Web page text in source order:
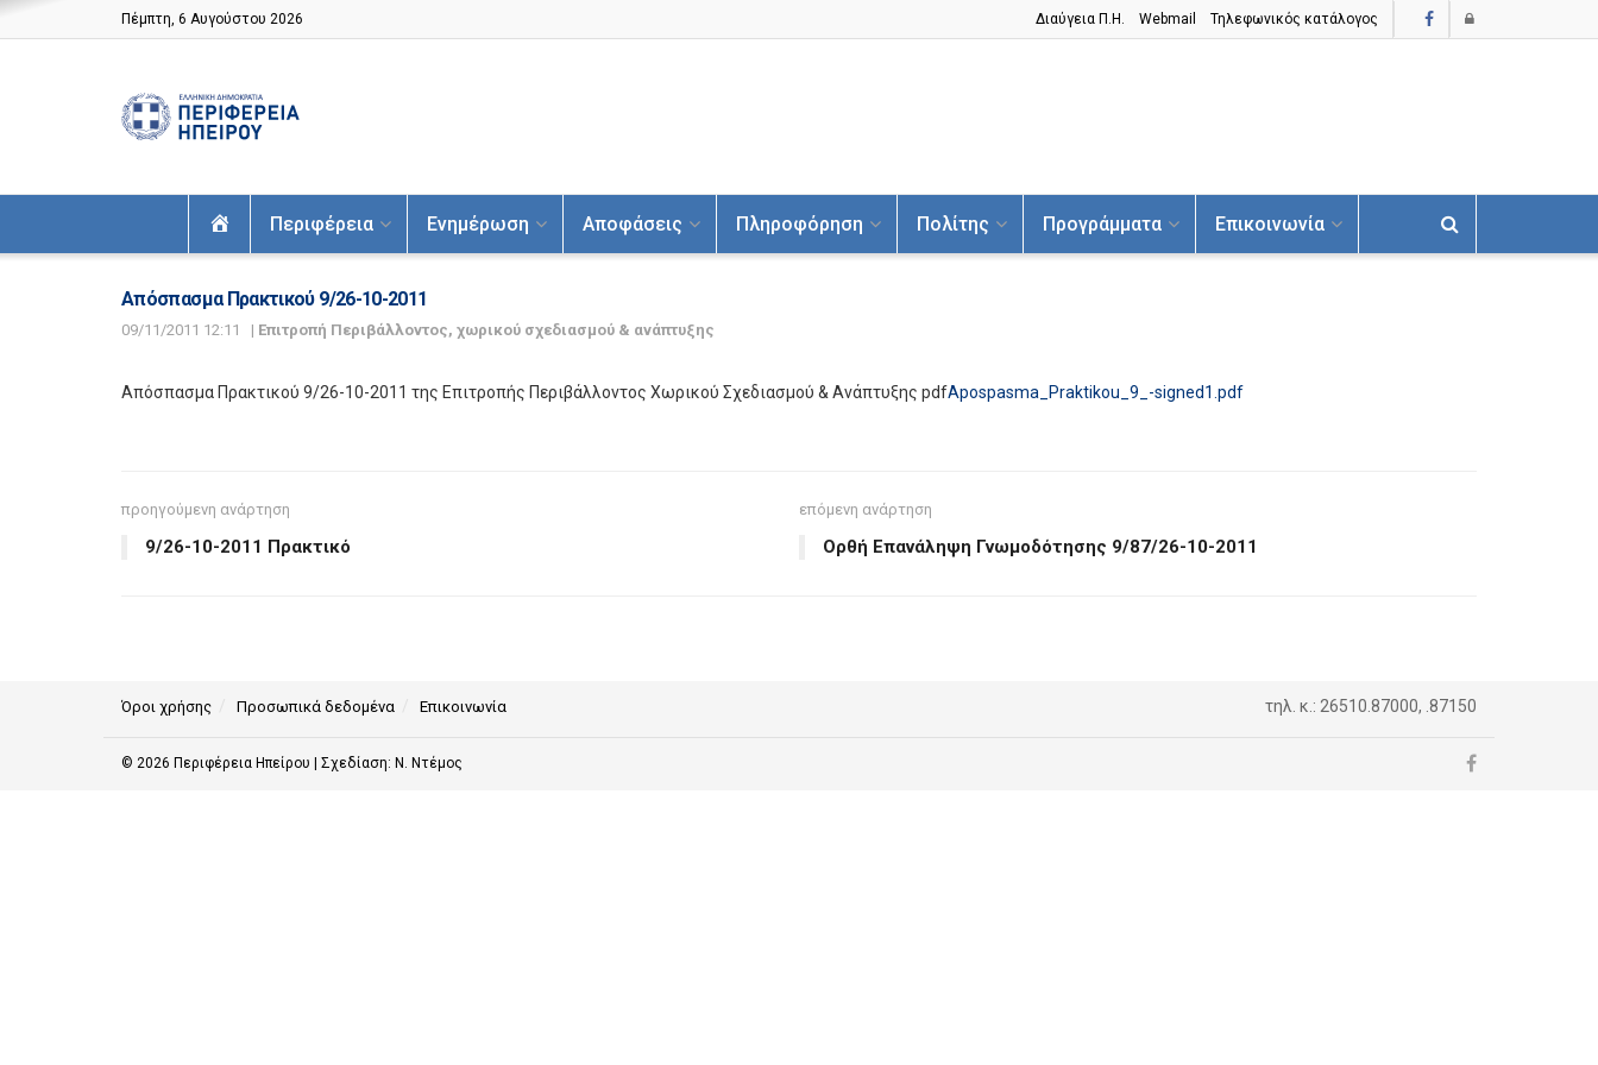
Πέμπτη, 6 Αυγούστου 2026 Διαύγεια Π.H. Webmail Τηλεφωνικός κατάλογος
ΑρχικήΠεριφέρεια Ενημέρωση Αποφάσεις Πληροφόρηση Πολίτης Προγράμματα Επικοινωνία
Απόσπασμα Πρακτικού 9/26-10-2011
09/11/2011 12:11 | Επιτροπή Περιβάλλοντος, χωρικού σχεδιασμού & ανάπτυξης
Απόσπασμα Πρακτικού 9/26-10-2011 της Επιτροπής Περιβάλλοντος Χωρικού Σχεδιασμού & Ανάπτυξης pdfApospasma_Praktikou_9_-signed1.pdf
προηγούμενη ανάρτηση
9/26-10-2011 Πρακτικό
επόμενη ανάρτηση
Ορθή Επανάληψη Γνωμοδότησης 9/87/26-10-2011
Όροι χρήσης Προσωπικά δεδομένα Επικοινωνία τηλ. κ.: 26510.87000, .87150
© 2026 Περιφέρεια Ηπείρου | Σχεδίαση: Ν. Ντέμος